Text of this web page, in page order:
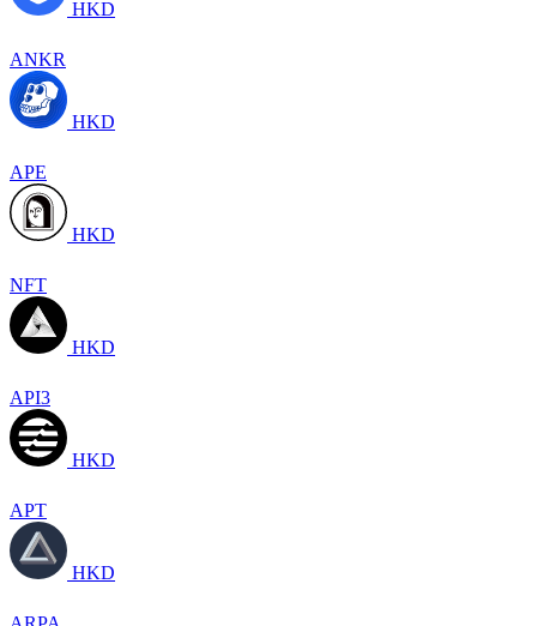
HKD
ANKR
HKD
APE
HKD
NFT
HKD
API3
HKD
APT
HKD